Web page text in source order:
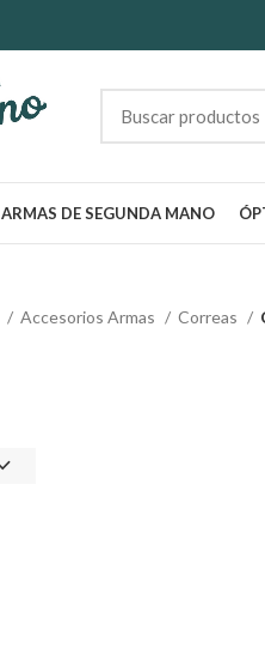
ARMAS DE SEGUNDA MANO
Accesorios Armas Correas